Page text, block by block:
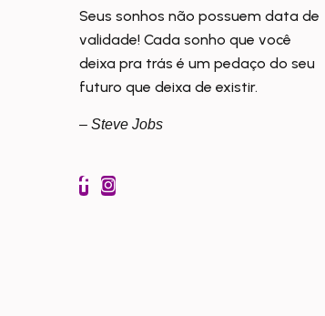
Seus sonhos não possuem data de
validade! Cada sonho que você
deixa pra trás é um pedaço do seu
futuro que deixa de existir.
– Steve Jobs